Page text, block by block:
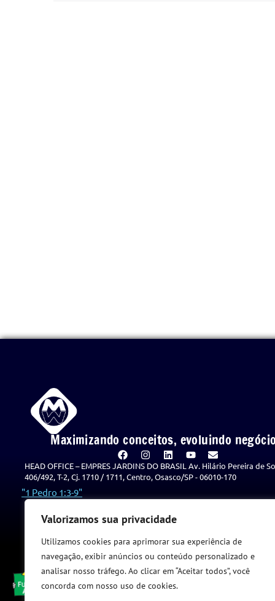
Valorizamos sua privacidade
Utilizamos cookies para aprimorar sua experiência de
navegação, exibir anúncios ou conteúdo personalizado e
analisar nosso tráfego. Ao clicar em “Aceitar todos”, você
concorda com nosso uso de cookies.
Maximizando conceitos, evoluindo
HEAD OFFICE – EMPRES JARDINS DO BRASIL Av. Hilário Pereira de
406/492, T-2, Cj. 1710 / 1711, Centro, Osasco/SP - 06010-170
"1 Pedro 1:3-9"